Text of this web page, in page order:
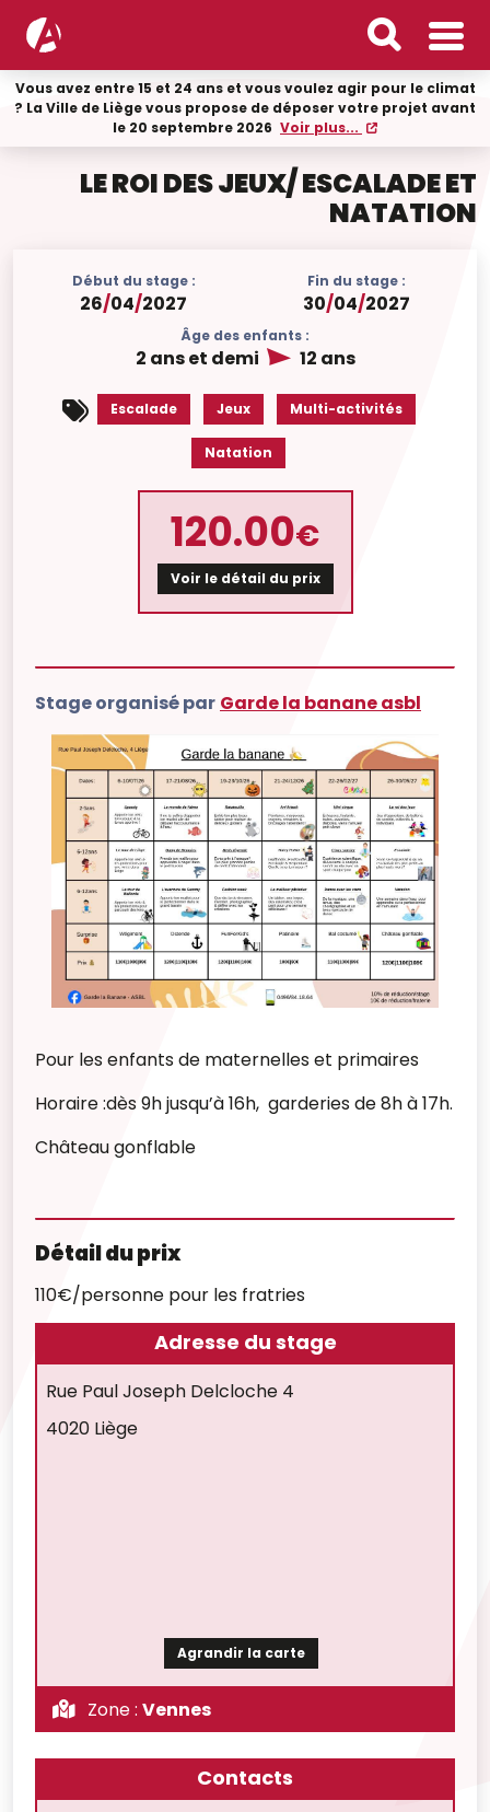
Vous avez entre 15 et 24 ans et vous voulez agir pour le climat
? La Ville de Liège vous propose de déposer votre projet avant
le 20 septembre 2026 Voir plus...
LE ROI DES JEUX/ ESCALADE ET
NATATION
Début du stage :
26/04/2027
Fin du stage :
30/04/2027
Âge des enfants :
2 ans et demi 12 ans
Escalade Jeux Multi-activités
Natation
120.00€
Voir le détail du prix
Stage organisé par Garde la banane asbl
Pour les enfants de maternelles et primaires
Horaire :dès 9h jusqu’à 16h, garderies de 8h à 17h.
Château gonflable
Détail du prix
110€/personne pour les fratries
Adresse du stage
Rue Paul Joseph Delcloche 4
4020 Liège
Agrandir la carte
Zone : Vennes
Contacts